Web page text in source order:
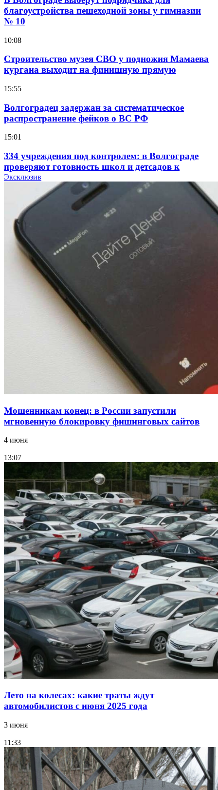
благоустройства пешеходной зоны у гимназии
№ 10
10:08
Строительство музея СВО у подножия Мамаева
кургана выходит на финишную прямую
15:55
Волгоградец задержан за систематическое
распространение фейков о ВС РФ
15:01
334 учреждения под контролем: в Волгограде
проверяют готовность школ и детсадов к
учебному году
Покушение на убийство в Волгограде: девушка
напала на незнакомую женщину с ножом
12:39
Сладкий праздник в Волгограде: в Центральном
парке прошёл фестиваль „Арбузный переполох“
Волгоградские компании нарастили экспорт:
заключены контракты на 3,6 млн долларов
Эксклюзив
Мошенникам конец: в России запустили
мгновенную блокировку фишинговых сайтов
4 июня
13:07
Лето на колесах: какие траты ждут
автомобилистов с июня 2025 года
3 июня
11:33